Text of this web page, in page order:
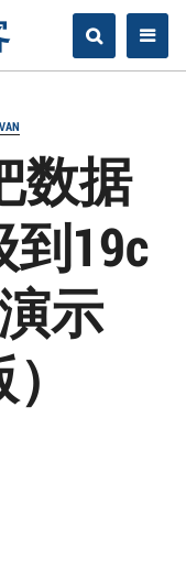
数据
到19c
示